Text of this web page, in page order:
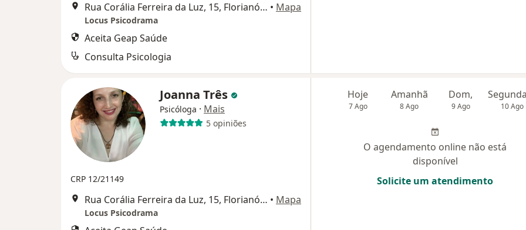
Rua Corália Ferreira da Luz, 15, Florianópolis • Mapa
Locus Psicodrama
Aceita Geap Saúde
Consulta Psicologia
Joanna Três
Psicóloga · Mais
5 opiniões
CRP 12/21149
Rua Corália Ferreira da Luz, 15, Florianópolis • Mapa
Locus Psicodrama
Hoje
7 Ago
Amanhã
8 Ago
Dom,
9 Ago 10 Ago
O agendamento online não está
disponível
Solicite um atendimento